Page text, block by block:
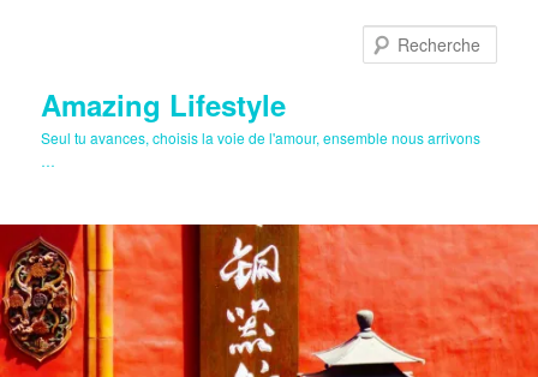
Amazing Lifestyle
Seul tu avances, choisis la voie de l'amour, ensemble nous arrivons
…